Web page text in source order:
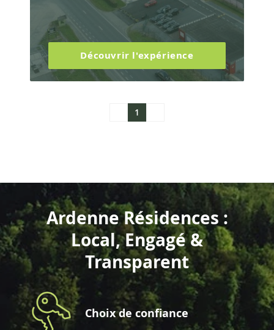
Découvrir l'expérience
1
Ardenne Résidences :
Local, Engagé &
Transparent
Choix de confiance